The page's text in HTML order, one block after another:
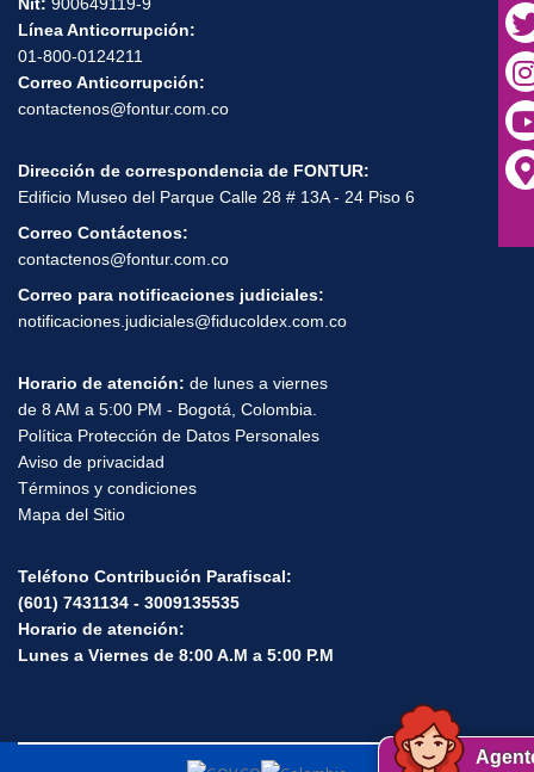
Contactenos aquí
Nit:900649119-9
Línea Anticorrupción:
Correo Anticorrupción:
contactenos@fontur.com.co
Edificio Museo del Parque Calle 28 # 13A - 24 Piso 6
Correo Contáctenos:
contactenos@fontur.com.co
Correo para notificaciones judiciales:
Horario de atención:
de 8 AM a 5:00 PM - Bogotá, Colombia.
Política Protección de Datos Personales
Términos y condiciones
Teléfono Contribución Parafiscal: